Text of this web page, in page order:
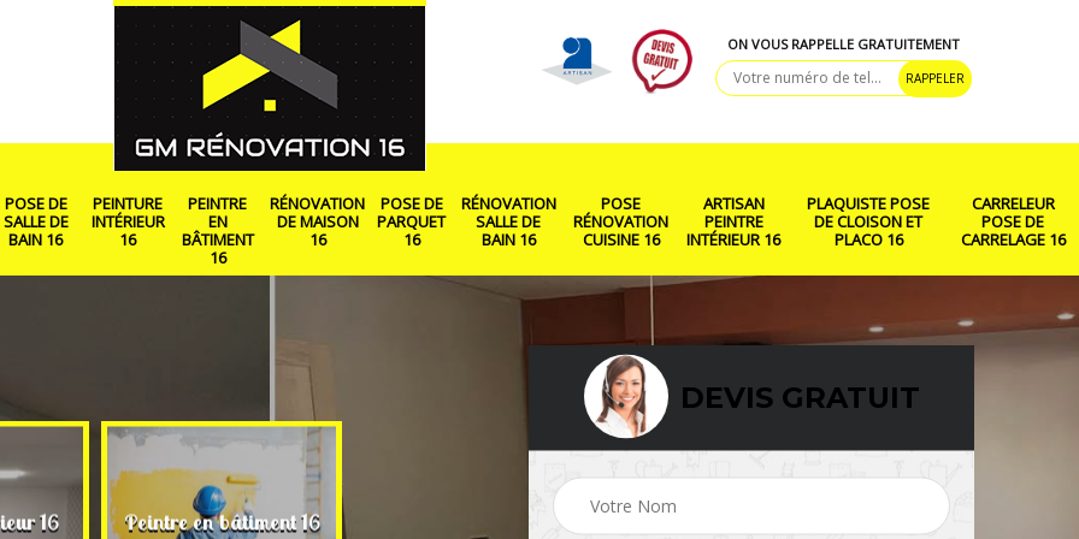
ON VOUS RAPPELLE GRATUITEMENT
POSE DE
SALLE DE
BAIN 16
PEINTURE
INTÉRIEUR
16
PEINTRE
EN
BÂTIMENT
16
RÉNOVATION
DE MAISON
16
POSE DE
PARQUET
16
RÉNOVATION
SALLE DE
BAIN 16
POSE
RÉNOVATION
CUISINE 16
ARTISAN
PEINTRE
INTÉRIEUR 16
PLAQUISTE POSE
DE CLOISON ET
PLACO 16
CARRELEUR
POSE DE
CARRELAGE 16
16 Peintre en bâtiment 16 Rénovation de maison
16 Pose de parquet 16 Rénovation salle de
DEVIS GRATUIT